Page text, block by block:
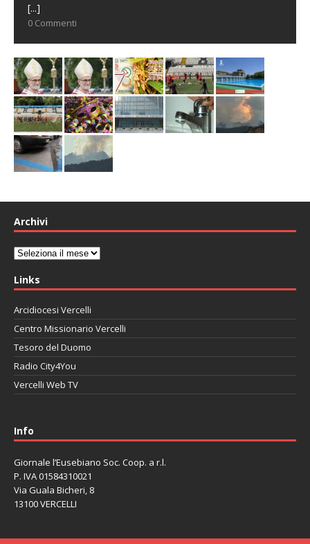
[...]
0 Commenti
Archivi
Archivi
Links
Arcidiocesi Vercelli
Centro Missionario Vercelli
Tesoro del Duomo
Radio City4You
Vercelli Web TV
Info
Giornale l’Eusebiano Soc. Coop. a r.l.
P. IVA 01584310021
Via Guala Bicheri, 8
13100 VERCELLI